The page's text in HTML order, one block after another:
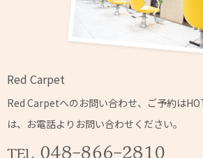
Red Carpet
Red Carpetへの お問い合わせ、ご予約は
は、 お電話よりお問い合わせください。